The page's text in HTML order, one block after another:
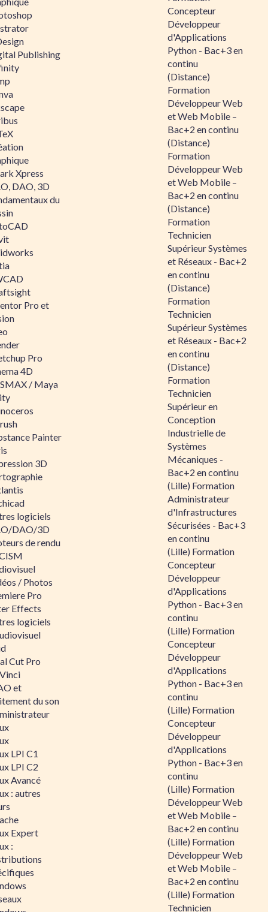
Publishing
Xpress
DAO, 3D
du
Pro et
Pro
4D
/ Maya
Painter
3D
logiciels
DAO/3D
de rendu
/ Photos
Pro
Effects
logiciels
Cut Pro
et
du son
LPI C1
LPI C2
Avancé
: autres
Expert
:
Concepteur
Développeur
d'Applications
Python - Bac+3 en
continu
(Distance)
Formation
Développeur Web
et Web Mobile –
Bac+2 en continu
(Distance)
Formation
Développeur Web
et Web Mobile –
Bac+2 en continu
(Distance)
Formation
Technicien
Supérieur Systèmes
et Réseaux - Bac+2
en continu
(Distance)
Formation
Technicien
Supérieur Systèmes
et Réseaux - Bac+2
en continu
(Distance)
Formation
Technicien
Supérieur en
Conception
Industrielle de
Systèmes
Mécaniques -
Bac+2 en continu
(Lille) Formation
Administrateur
d'Infrastructures
Sécurisées - Bac+3
en continu
(Lille) Formation
Concepteur
Développeur
d'Applications
Python - Bac+3 en
continu
(Lille) Formation
Concepteur
Développeur
d'Applications
Python - Bac+3 en
continu
(Lille) Formation
Concepteur
Développeur
d'Applications
Python - Bac+3 en
continu
(Lille) Formation
Développeur Web
et Web Mobile –
Bac+2 en continu
(Lille) Formation
Développeur Web
et Web Mobile –
Bac+2 en continu
(Lille) Formation
Technicien